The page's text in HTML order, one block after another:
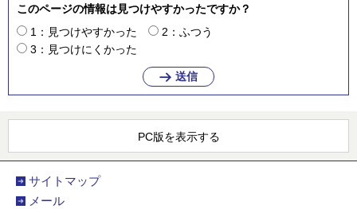
このページの情報は見つけやすかったですか？
1：見つけやすかった
2：ふつう
3：見つけにくかった
PC版を表示する
サイトマップ
メール